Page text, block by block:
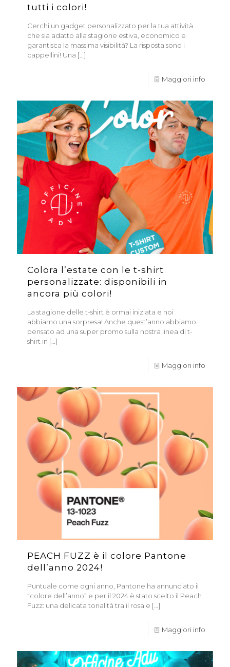
tutti i colori!
Cerchi un gadget personalizzato per la tua attività
che sia adatto alla stagione estiva, economico e
garantisca la massima visibilità? La risposta sono i
cappellini! Una […]
Maggiori info
Colora l’estate con le t-shirt
personalizzate: disponibili in
ancora più colori!
La stagione delle t-shirt è ormai iniziata e noi
abbiamo una sorpresa! Anche quest’anno abbiamo
pensato ad una super promo sulla nostra linea di t-
shirt in […]
Maggiori info
PEACH FUZZ è il colore Pantone
dell’anno 2024!
Puntuale come ogni anno, Pantone ha annunciato il
“colore dell’anno” e per il 2024 è stato scelto il Peach
Fuzz: una delicata tonalità tra il rosa e […]
Maggiori info